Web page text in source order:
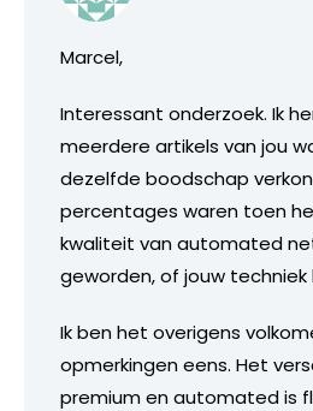
Marcel,
Interessant onderzoek. Ik
meerdere artikels van jou
dezelfde boodschap
percentages waren toen
kwaliteit van automated
geworden, of jouw techniek
Ik ben het overigens
opmerkingen eens. Het
premium en automated is